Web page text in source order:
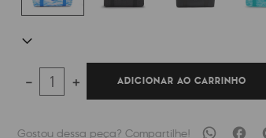
＋
－ ADICIONAR AO CARRINHO